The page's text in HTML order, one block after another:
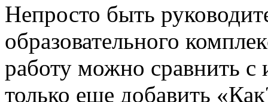
Непросто быть
образовательного
работу можно сравнить с
только еще добавить